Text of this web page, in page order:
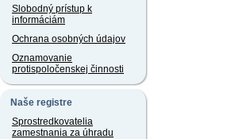
Slobodný prístup k
informáciám
Ochrana osobných údajov
Oznamovanie
protispoločenskej činnosti
Naše registre
Sprostredkovatelia
zamestnania za úhradu